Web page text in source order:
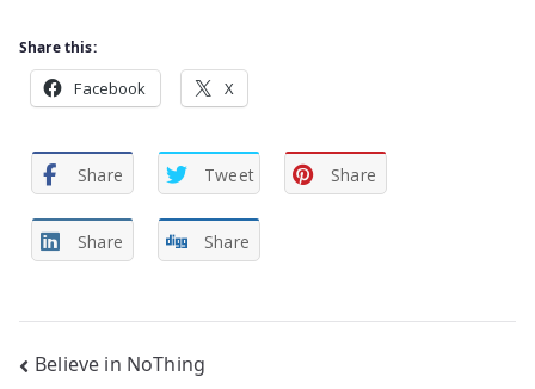
Share this:
Facebook X
Share Tweet Share
Share Share
Post
Believe in NoThing